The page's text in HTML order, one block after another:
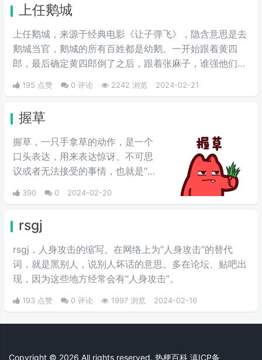
上任鹅城
上任鹅城，来‌‌‌‌‌‌‌‌‌源于经典电影《让子弹飞》，隐含意思是去
鹅城当官，鹅城的所有百姓都是幼鹅。一开始跟着黄四
郎，最后确定黄四郎倒了之后，跟着张麻子，谁强他们跟
195 点赞 0 评论 2242 浏览 2024-02-21
握草
握草，一只手拿草的动作，是一个
口头表达，用来表达惊讶、不可思
议或者无法接受的事情，也就是“无
390 0 2024-02-20
rsgj
rsgj，人身攻击的缩写。在网络上为“人身攻击”的替代
词，就是黑别人，说别人坏话的意思。多在论坛、贴吧出
现，因为这些地方经常会有“人身攻击”。
193 点赞 0 评论 1997 浏览 2024-02-16
Copyright © 2026 All rights reserved. 热梗百科 滇ICP备